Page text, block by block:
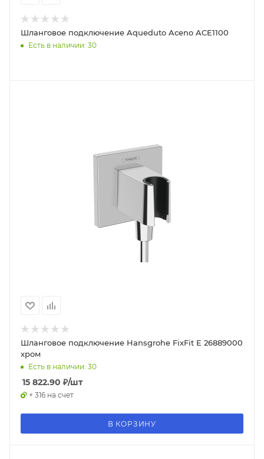
Шланговое подключение Aqueduto Aceno ACE1100
Есть в наличии: 30
Шланговое подключение Hansgrohe FixFit E 26889000
хром
Есть в наличии: 30
15 822.90 ₽/шт
+ 316 на счет
В КОРЗИНУ